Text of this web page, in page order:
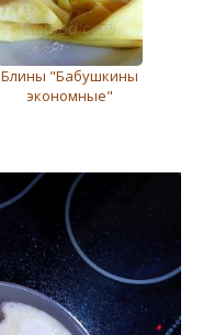
Блины "Бабушкины
экономные"